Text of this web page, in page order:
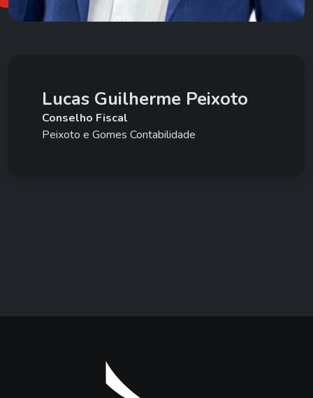
Lucas Guilherme Peixoto
Conselho Fiscal
Peixoto e Gomes Contabilidade